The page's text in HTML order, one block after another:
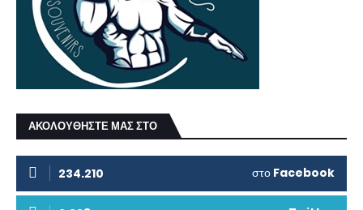
ΑΚΟΛΟΥΘΗΣΤΕ ΜΑΣ ΣΤΟ
234.210 στο Facebook